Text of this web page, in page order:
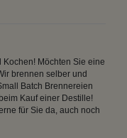
Möchten Sie eine
brennen selber und
Batch Brennereien
Kauf einer Destille!
für Sie da, auch noch